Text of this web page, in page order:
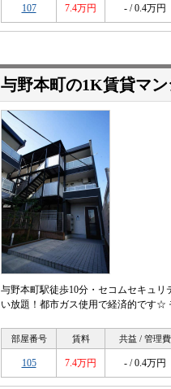
107 7.4万円 - / 0.4万円
与野本町の1K賃貸マン
与野本町駅徒歩10分・セコムセキュ
い放題！都市ガス使用で経済的です☆
部屋番号 賃料 共益 / 管理費
105 7.4万円 - / 0.4万円